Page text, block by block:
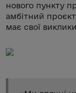
нового пункту
амбітний
має свої